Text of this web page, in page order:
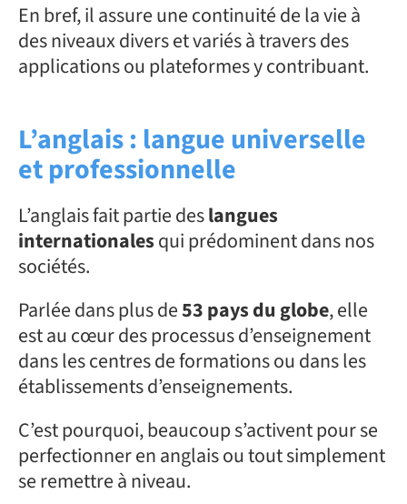
En bref, il assure une continuité de la vie à
des niveaux divers et variés à travers des
applications ou plateformes y contribuant.
L’anglais : langue universelle
et professionnelle
L’anglais fait partie deslangues
internationalesqui prédominent dans nos
sociétés.
Parlée dans plus de53 pays du globe, elle
est au cœur des processus d’enseignement
dans les centres de formations ou dans les
établissements d’enseignements.
C’est pourquoi, beaucoup s’activent pour se
perfectionner en anglais ou tout simplement
se remettre à niveau.